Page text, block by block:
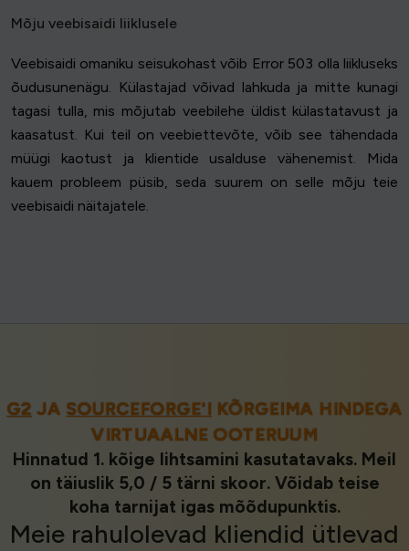
Mõju veebisaidi liiklusele
Veebisaidi omaniku seisukohast võib Error 503 olla liikluseks
õudusunenägu. Külastajad võivad lahkuda ja mitte kunagi
tagasi tulla, mis mõjutab veebilehe üldist külastatavust ja
kaasatust. Kui teil on veebiettevõte, võib see tähendada
müügi kaotust ja klientide usalduse vähenemist. Mida
kauem probleem püsib, seda suurem on selle mõju teie
veebisaidi näitajatele.
G2 JASOURCEFORGE'I KÕRGEIMA HINDEGA
VIRTUAALNE OOTERUUM
Hinnatud 1. kõige lihtsamini kasutatavaks. Meil
on täiuslik 5,0 / 5 tärni skoor. Võidab teise
koha tarnijat igas mõõdupunktis.
Meie rahulolevad kliendid ütlevad